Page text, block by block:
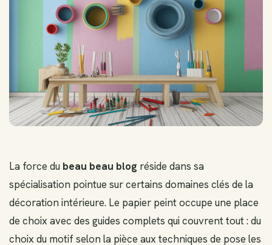
La force du beau beau blog réside dans sa
spécialisation pointue sur certains domaines clés de la
décoration intérieure. Le papier peint occupe une place
de choix avec des guides complets qui couvrent tout : du
choix du motif selon la pièce aux techniques de pose les